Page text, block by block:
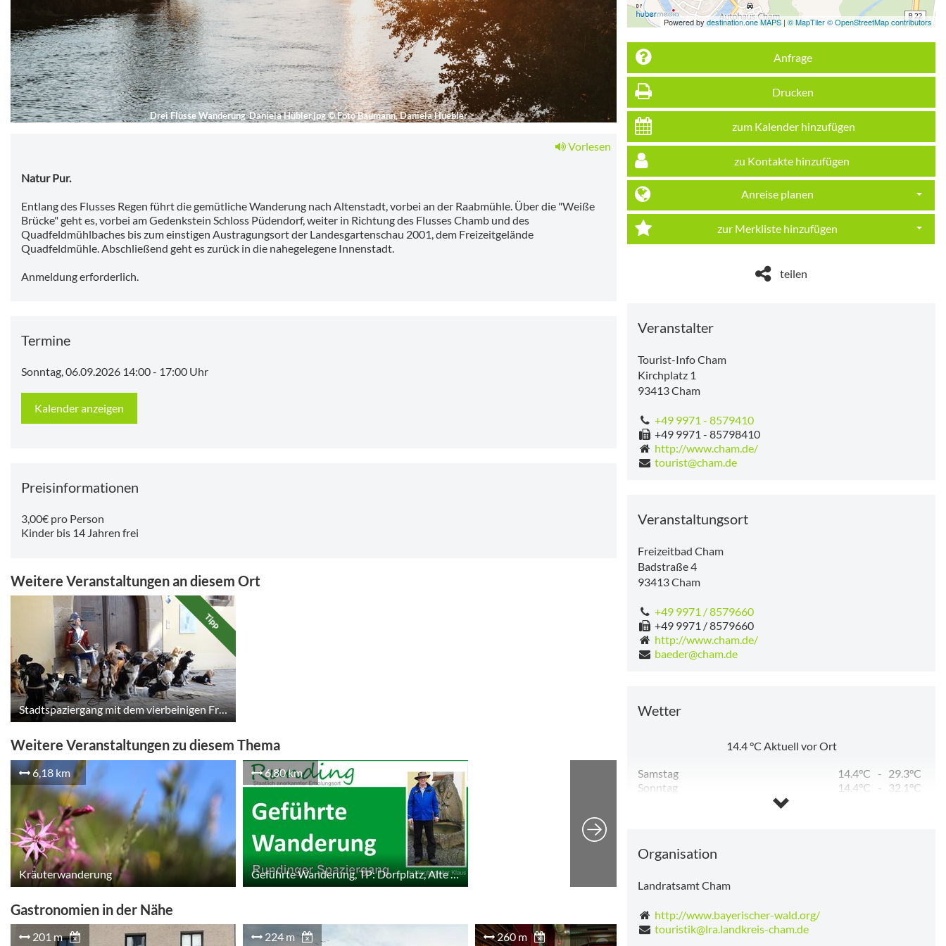
Drei Flüsse Wanderung-Daniela Hübler.jpg©Foto Baumann, Daniela Huebler
Vorlesen
Natur Pur.
Entlang des Flusses Regen führt die gemütliche Wanderung nach Altenstadt, vorbei an der Raabmühle. Über die "Weiße
Brücke" geht es, vorbei am Gedenkstein Schloss Püdendorf, weiter in Richtung des Flusses Chamb und des
Quadfeldmühlbaches bis zum einstigen Austragungsort der Landesgartenschau 2001, dem Freizeitgelände
Quadfeldmühle. Abschließend geht es zurück in die nahegelegene Innenstadt.
Anmeldung erforderlich.
Termine
Sonntag, 06.09.2026 14:00- 17:00 Uhr
Kalender anzeigen
Preisinformationen
3,00€ pro Person
Kinder bis 14 Jahren frei
Weitere Veranstaltungen an diesem Ort
Tipp
Stadtspaziergang mit dem vierbeinigen Freund
Weitere Veranstaltungen zu diesem Thema
6,18 km
Kräuterwanderung
6,80 km
Geführte Wanderung, TP: Dorfplatz, Alte Kirche
Gastronomien in der Nähe
201 m 224 m 260 m 267 m
Powered by destination.one MAPS | © MapTiler © OpenStreetMap contributors
Anfrage
Drucken
zum Kalender hinzufügen
zu Kontakte hinzufügen
Anreise planen
zur Merkliste hinzufügen
teilen
Veranstalter
Tourist-Info Cham
Kirchplatz 1
93413Cham
+49 9971 - 8579410
+49 9971 - 85798410
http://www.cham.de/
tourist@cham.de
Veranstaltungsort
Freizeitbad Cham
Badstraße 4
93413Cham
+49 9971 / 8579660
+49 9971 / 8579660
http://www.cham.de/
baeder@cham.de
Wetter
14.4°C Aktuell vor Ort
Samstag 14.4°C - 29.3°C
Sonntag
14.4°C -
32.1°C
Organisation
Landratsamt Cham
http://www.bayerischer-wald.org/
touristik@lra.landkreis-cham.de